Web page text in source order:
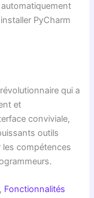
PyCharm
qui a
et
conviviale,
outils
les compétences
, Fonctionnalités